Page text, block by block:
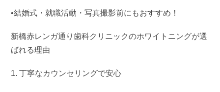
•結婚式・就職活動・写真撮影前にもおすすめ！
新橋赤レンガ通り歯科クリニックのホワイトニングが選
ばれる理由
1. 丁寧なカウンセリングで安心